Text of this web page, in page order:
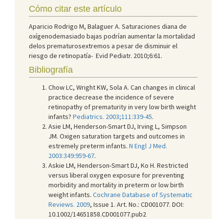
Cómo citar este artículo
Aparicio Rodrigo M, Balaguer A. Saturaciones diana de
oxígenodemasiado bajas podrían aumentar la mortalidad
delos prematurosextremos a pesar de disminuir el
riesgo de retinopatía- Evid Pediatr. 2010;6:61.
Bibliografía
Chow LC, Wright KW, Sola A. Can changes in clinical
practice decrease the incidence of severe
retinopathy of prematurity in very low birth weight
infants? Pediatrics. 2003;111:339-45.
Asie LM, Henderson-Smart DJ, Irving L, Simpson
JM. Oxigen saturation targets and outcomes in
estremely preterm infants. N Engl J Med.
2003:349:959-67.
Askie LM, Henderson-Smart DJ, Ko H. Restricted
versus liberal oxygen exposure for preventing
morbidity and mortality in preterm or low birth
weight infants. Cochrane Database of Systematic
Reviews. 2009, Issue 1. Art. No.: CD001077. DOI:
10.1002/14651858.CD001077.pub2